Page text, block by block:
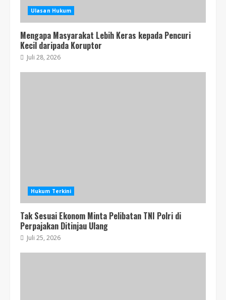
Ulasan Hukum
Mengapa Masyarakat Lebih Keras kepada Pencuri
Kecil daripada Koruptor
Juli 28, 2026
Hukum Terkini
Tak Sesuai Ekonom Minta Pelibatan TNI Polri di
Perpajakan Ditinjau Ulang
Juli 25, 2026